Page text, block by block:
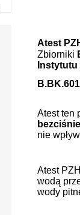
Atest
Zbiorniki
Atest ten
nie
Atest
wodą
wody